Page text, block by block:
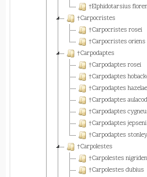
†Elphidotarsius
†Carpocristes
†Carpocristes rosei
†Carpocristes oriens
†Carpodaptes
†Carpodaptes rosei
†Carpodaptes
†Carpodaptes hazelae
†Carpodaptes
†Carpodaptes
†Carpodaptes jepseni
†Carpodaptes
†Carpolestes
†Carpolestes
†Carpolestes dubius